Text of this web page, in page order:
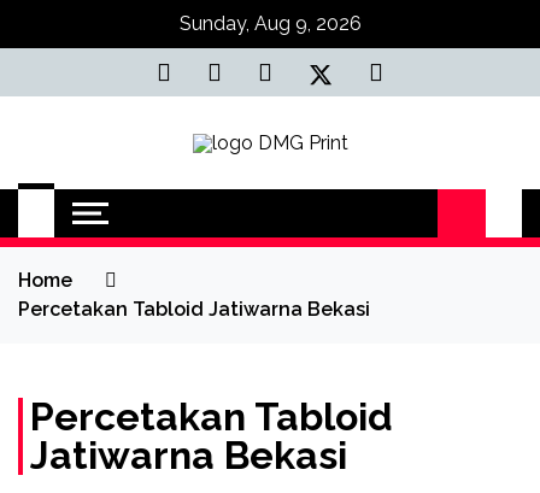
Sunday, Aug 9, 2026
Jasa Cetak Online
DMG Printing
Home
Percetakan Tabloid Jatiwarna Bekasi
Percetakan Tabloid
Jatiwarna Bekasi